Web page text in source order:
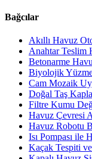
Bağcılar
Akıllı Havuz
Anahtar Teslim
Betonarme
Biyolojik
Cam Mozaik
Doğal Taş
Filtre Kumu
Havuz Çevresi
Havuz Robotu
Isı Pompası ile
Kaçak Tespiti ve